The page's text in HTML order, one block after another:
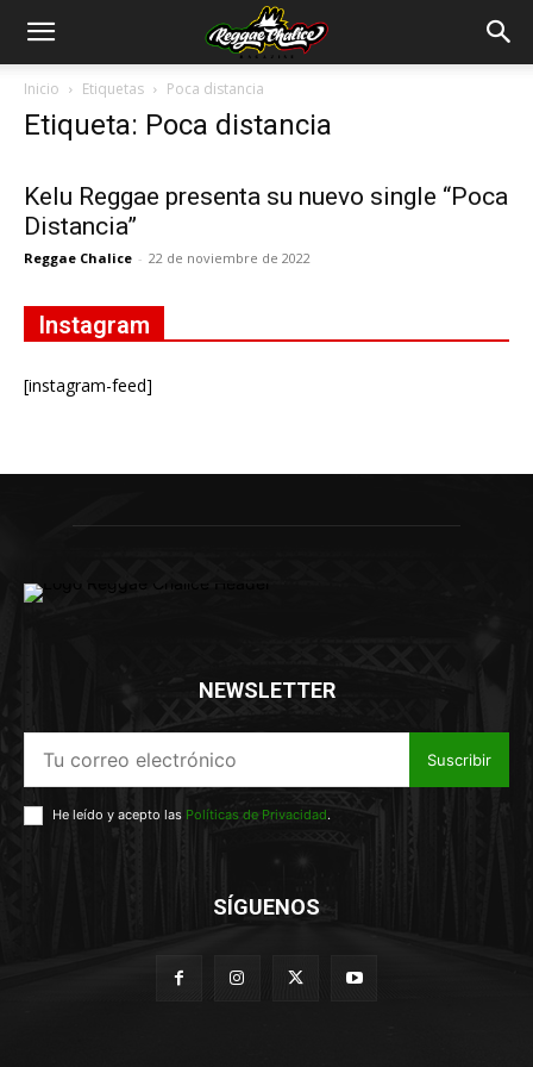
Inicio Etiquetas Poca distancia
Etiqueta: Poca distancia
Kelu Reggae presenta su nuevo single “Poca
Distancia”
Reggae Chalice - 22 de noviembre de 2022
Instagram
[instagram-feed]
NEWSLETTER
Suscribir
He leído y acepto las Políticas de Privacidad.
SÍGUENOS